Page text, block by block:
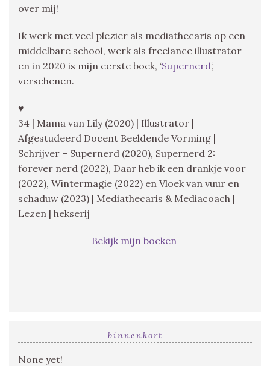
over mij!
Ik werk met veel plezier als mediathecaris op een
middelbare school, werk als freelance illustrator
en in 2020 is mijn eerste boek, ‘Supernerd‘,
verschenen.
♥
34 | Mama van Lily (2020) | Illustrator |
Afgestudeerd Docent Beeldende Vorming |
Schrijver – Supernerd (2020), Supernerd 2:
forever nerd (2022), Daar heb ik een drankje voor
(2022), Wintermagie (2022) en Vloek van vuur en
schaduw (2023) | Mediathecaris & Mediacoach |
Lezen | hekserij
Bekijk mijn boeken
binnenkort
None yet!